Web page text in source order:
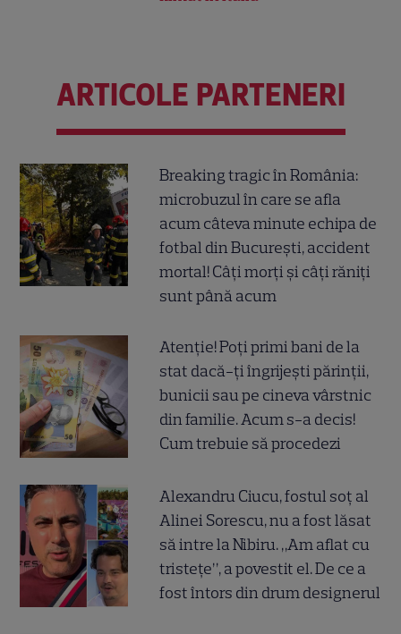
ARTICOLE PARTENERI
Breaking tragic în România:
microbuzul în care se afla
acum câteva minute echipa de
fotbal din București, accident
mortal! Câți morți și câți răniți
sunt până acum
Atenție! Poți primi bani de la
stat dacă-ți îngrijești părinții,
bunicii sau pe cineva vârstnic
din familie. Acum s-a decis!
Cum trebuie să procedezi
Alexandru Ciucu, fostul soț al
Alinei Sorescu, nu a fost lăsat
să intre la Nibiru. „Am aflat cu
tristețe”, a povestit el. De ce a
fost întors din drum designerul